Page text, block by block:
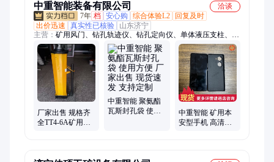
中重智能装备有限公司
洽谈
7年 档 安心购 综合体验L2
回复及时
出价迅速
真实性已核验
山东济宁
主营： 矿用风门、钻孔轨迹仪、钻孔定向仪、单体液压支柱、测
斜仪、矿用钢丝绳探伤仪、矿用掘进机、矿用采煤机、矿用装载
机、刮板机、输送机、给煤机、绞车、矿车、混凝土搅拌机、混
凝土输送泵、喷浆机、履带钻机、潜孔钻机、防爆风机、钻孔成
像仪、铁路钢轨、变压器、螺旋支柱
厂家出售 规格齐
全TT4-6A矿用液
中重智能 聚氨酯
瓦斯封孔袋 使用
中重智能 矿用本
安型手机 高清摄